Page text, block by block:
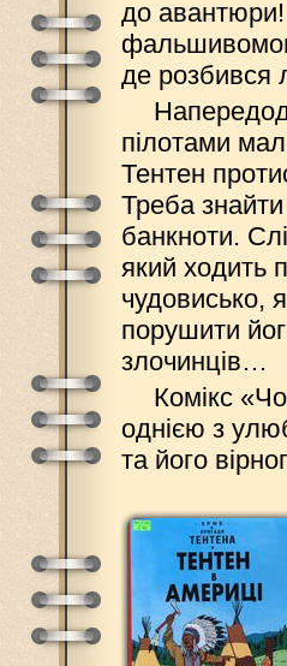
до
де розбився
пілотами
Тентен
Треба
банкноти.
який ходить
чудовисько,
порушити
злочинців…
Комікс
однією з
та його